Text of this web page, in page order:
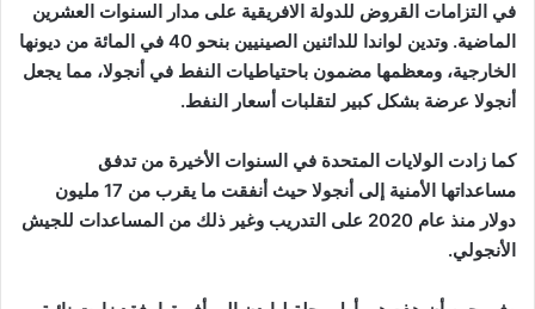
في التزامات القروض للدولة الافريقية على مدار السنوات العشرين
الماضية. وتدين لواندا للدائنين الصينيين بنحو 40 في المائة من ديونها
الخارجية، ومعظمها مضمون باحتياطيات النفط في أنجولا، مما يجعل
أنجولا عرضة بشكل كبير لتقلبات أسعار النفط.
كما زادت الولايات المتحدة في السنوات الأخيرة من تدفق
مساعداتها الأمنية إلى أنجولا حيث أنفقت ما يقرب من 17 مليون
دولار منذ عام 2020 على التدريب وغير ذلك من المساعدات للجيش
الأنجولي.